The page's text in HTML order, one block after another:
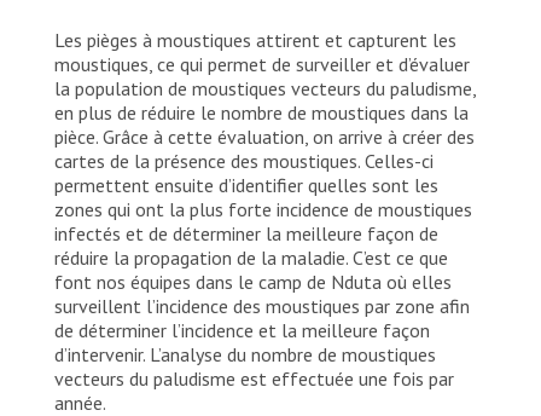
Les pièges à moustiques attirent et capturent les
moustiques, ce qui permet de surveiller et d’évaluer
la population de moustiques vecteurs du paludisme,
en plus de réduire le nombre de moustiques dans la
pièce. Grâce à cette évaluation, on arrive à créer des
cartes de la présence des moustiques. Celles-ci
permettent ensuite d’identifier quelles sont les
zones qui ont la plus forte incidence de moustiques
infectés et de déterminer la meilleure façon de
réduire la propagation de la maladie. C’est ce que
font nos équipes dans le camp de Nduta où elles
surveillent l’incidence des moustiques par zone afin
de déterminer l’incidence et la meilleure façon
d’intervenir. L’analyse du nombre de moustiques
vecteurs du paludisme est effectuée une fois par
année.